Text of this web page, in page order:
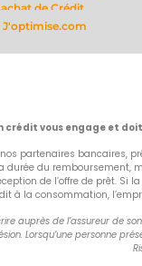
de Crédit
J'optimise.com
crédit vous engage et
partenaires bancaires,
du
de l’offre de prêt.
à la consommation,
auprès de l’assureur de
Lorsqu’une personne